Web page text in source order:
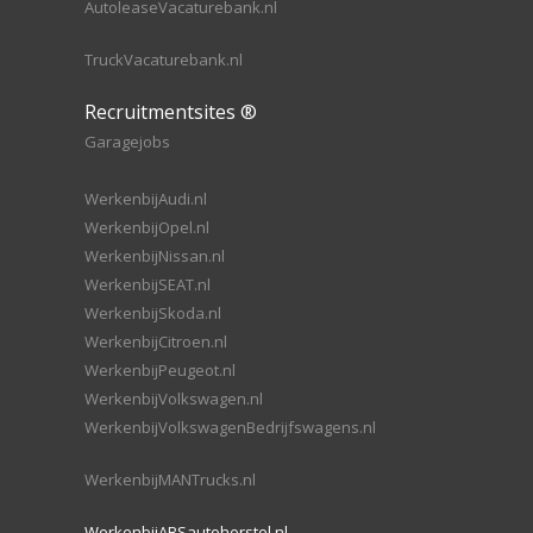
AutoleaseVacaturebank.nl
TruckVacaturebank.nl
Recruitmentsites ®
Garagejobs
WerkenbijAudi.nl
WerkenbijOpel.nl
WerkenbijNissan.nl
WerkenbijSEAT.nl
WerkenbijSkoda.nl
WerkenbijCitroen.nl
WerkenbijPeugeot.nl
WerkenbijVolkswagen.nl
WerkenbijVolkswagenBedrijfswagens.nl
WerkenbijMANTrucks.nl